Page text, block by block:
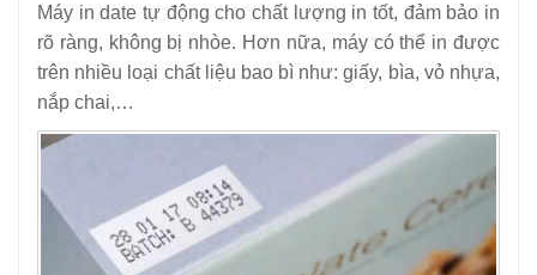
Máy in date tự động cho chất lượng in tốt, đảm bảo in
rõ ràng, không bị nhòe. Hơn nữa, máy có thể in được
trên nhiều loại chất liệu bao bì như: giấy, bìa, vỏ nhựa,
nắp chai,…